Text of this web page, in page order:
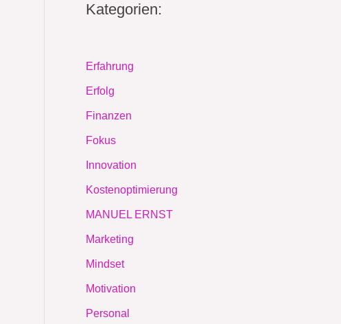
Kategorien:
Erfahrung
Erfolg
Finanzen
Fokus
Innovation
Kostenoptimierung
MANUEL ERNST
Marketing
Mindset
Motivation
Personal